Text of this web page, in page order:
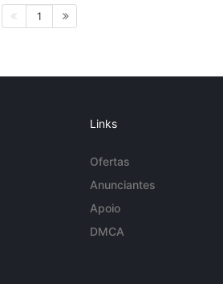
1
Links
Ofertas
Anunciantes
Apoio
DMCA